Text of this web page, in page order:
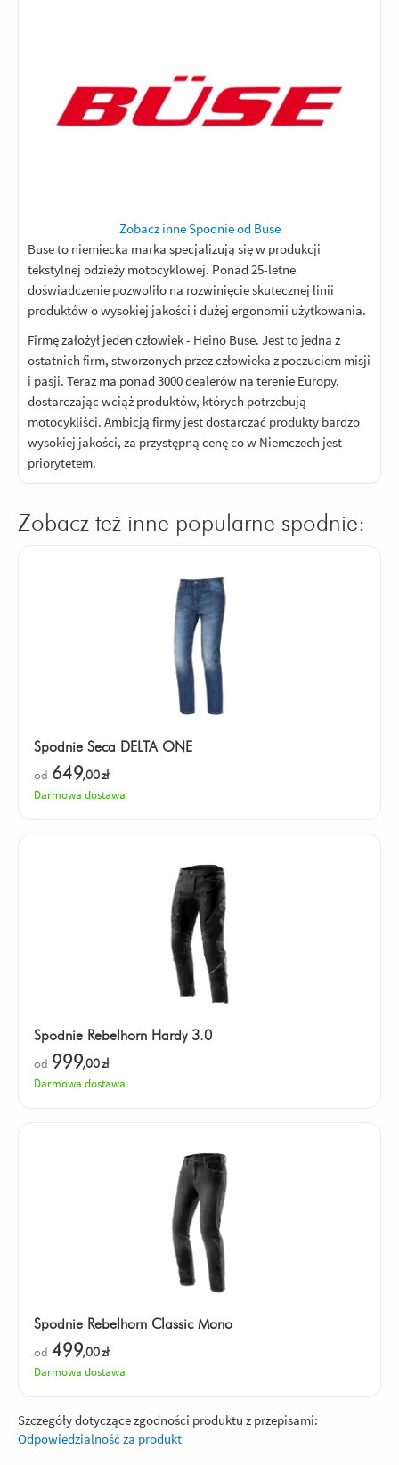
Zobacz inne Spodnie od Buse
Buse to niemiecka marka specjalizują się w produkcji
tekstylnej odzieży motocyklowej. Ponad 25-letne
doświadczenie pozwoliło na rozwinięcie skutecznej linii
produktów o wysokiej jakości i dużej ergonomii użytkowania.
Firmę założył jeden człowiek - Heino Buse. Jest to jedna z
ostatnich firm, stworzonych przez człowieka z poczuciem misji
i pasji. Teraz ma ponad 3000 dealerów na terenie Europy,
dostarczając wciąż produktów, których potrzebują
motocykliści. Ambicją firmy jest dostarczać produkty bardzo
wysokiej jakości, za przystępną cenę co w Niemczech jest
priorytetem.
Zobacz też inne popularne spodnie:
Spodnie Seca DELTA ONE
od 649,00zł
Darmowa dostawa
Spodnie Rebelhorn Hardy 3.0
od 999,00zł
Darmowa dostawa
Spodnie Rebelhorn Classic Mono
od 499,00zł
Darmowa dostawa
Szczegóły dotyczące zgodności produktu z przepisami:
Odpowiedzialność za produkt